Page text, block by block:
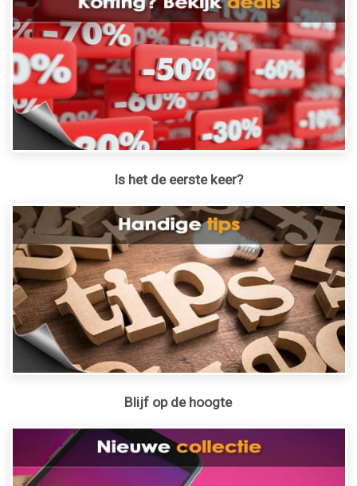
Is het de eerste keer?
Blijf op de hoogte